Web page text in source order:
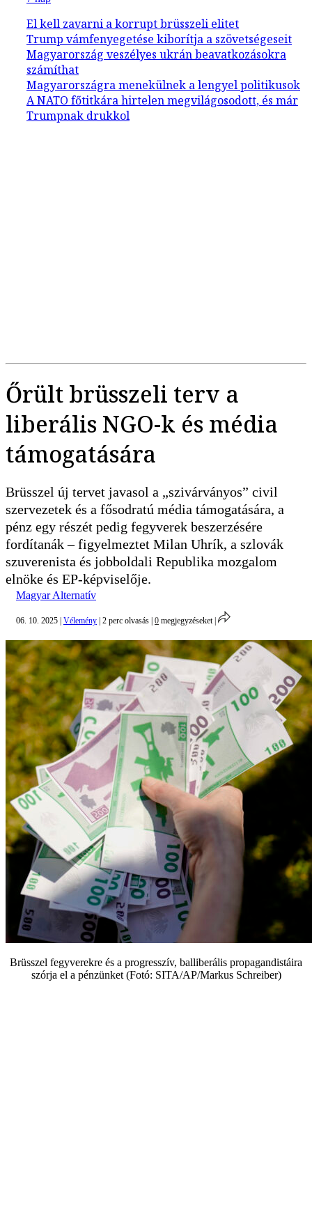
Őrült brüsszeli terv a
liberális NGO-k és média
támogatására
Brüsszel új tervet javasol a „szivárványos” civil
szervezetek és a fősodratú média támogatására, a
pénz egy részét pedig fegyverek beszerzésére
fordítanák – figyelmeztet Milan Uhrík, a szlovák
szuverenista és jobboldali Republika mozgalom
elnöke és EP-képviselője.
Magyar Alternatív
06. 10. 2025 Vélemény 2 perc olvasás 0 megjegyzéseket
Brüsszel fegyverekre és a progresszív, balliberális propagandistáira
szórja el a pénzünket (Fotó: SITA/AP/Markus Schreiber)